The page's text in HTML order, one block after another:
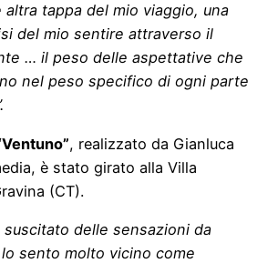
altra tappa del mio viaggio, una
del mio sentire attraverso il
… il peso delle aspettative che
nel peso specifico di ogni parte
, realizzato da Gianluca
è stato girato alla Villa
(CT).
suscitato delle sensazioni da
sento molto vicino come